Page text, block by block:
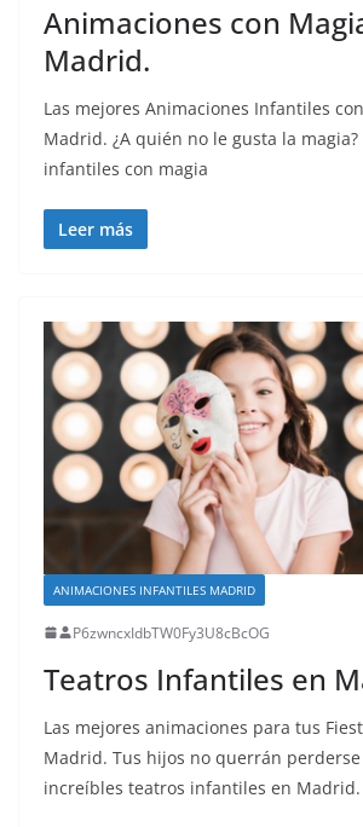
Animaciones con
Madrid.
Las mejores Animaciones Infantiles
Madrid. ¿A quién no le gusta la
infantiles con magia
Leer más
ANIMACIONES INFANTILES MADRID
P6zwncxIdbTW0Fy3U8cBcOG
Teatros Infantiles en
Las mejores animaciones para tus
Madrid. Tus hijos no querrán
increíbles teatros infantiles en Madrid.